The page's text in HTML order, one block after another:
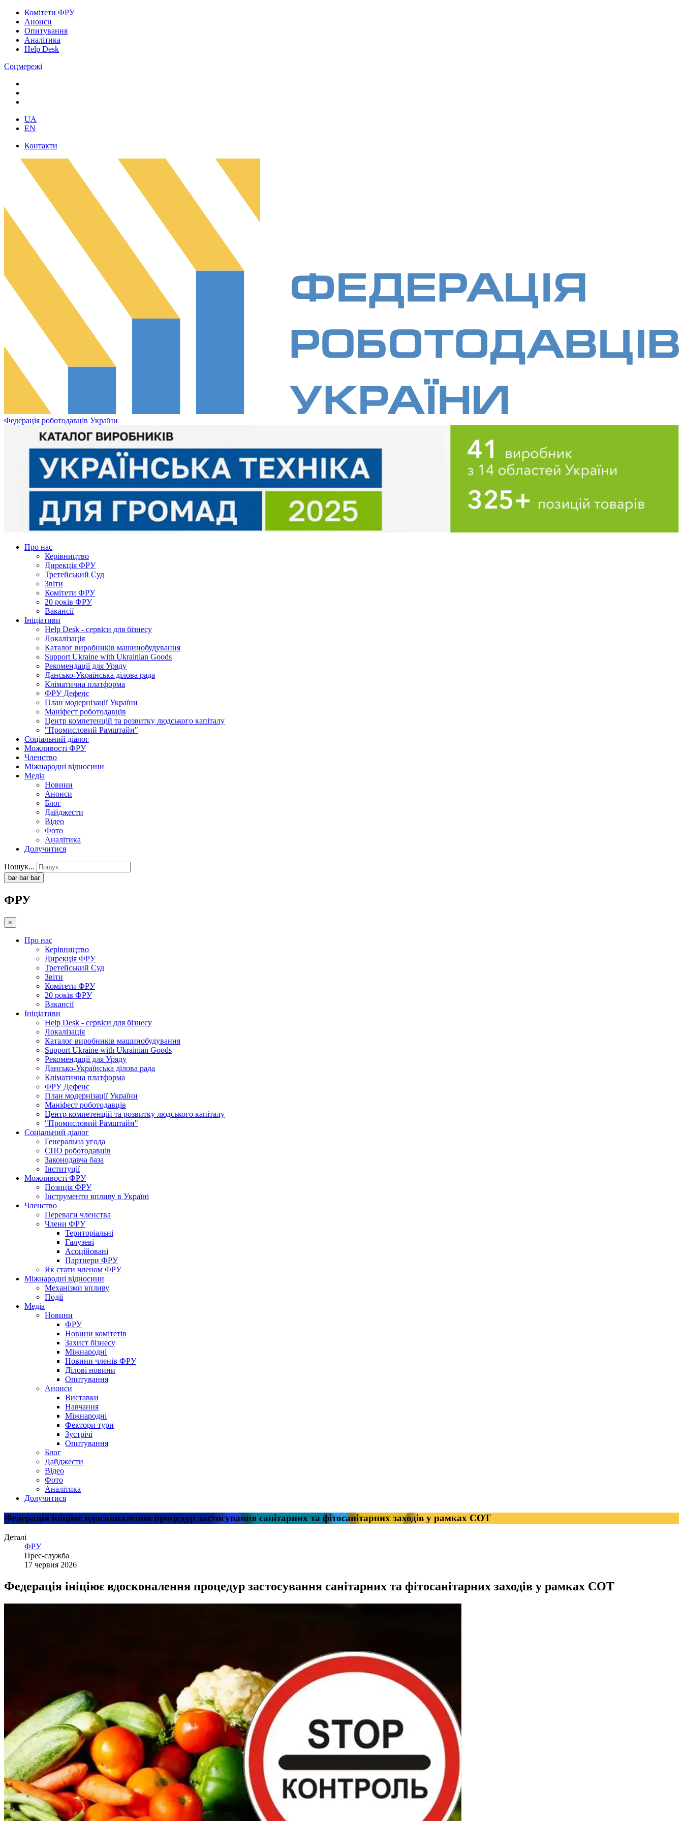
Комітети ФРУ
Анонси
Опитування
Аналітика
Help Desk
Соцмережі
UA
EN
Контакти
Федерація роботодавців України
Про нас
Керівництво
Дирекція ФРУ
Третейський Суд
Звіти
Комітети ФРУ
20 років ФРУ
Вакансії
Ініціативи
Help Desk - сервіси для бізнесу
Локалізація
Каталог виробників машинобудування
Support Ukraine with Ukrainian Goods
Рекомендації для Уряду
Дансько-Українська ділова рада
Кліматична платформа
ФРУ Дефенс
План модернізації України
Маніфест роботодавців
Центр компетенцій та розвитку людського капіталу
"Промисловий Рамштайн"
Соціальний діалог
Можливості ФРУ
Членство
Міжнародні відносини
Медіа
Новини
Анонси
Блог
Дайджести
Відео
Фото
Аналітика
Долучитися
Пошук...
bar bar bar
ФРУ
×
Про нас
Керівництво
Дирекція ФРУ
Третейський Суд
Звіти
Комітети ФРУ
20 років ФРУ
Вакансії
Ініціативи
Help Desk - сервіси для бізнесу
Локалізація
Каталог виробників машинобудування
Support Ukraine with Ukrainian Goods
Рекомендації для Уряду
Дансько-Українська ділова рада
Кліматична платформа
ФРУ Дефенс
План модернізації України
Маніфест роботодавців
Центр компетенцій та розвитку людського капіталу
"Промисловий Рамштайн"
Соціальний діалог
Генеральна угода
СПО роботодавців
Законодавча база
Інституції
Можливості ФРУ
Позиція ФРУ
Інструменти впливу в Україні
Членство
Переваги членства
Члени ФРУ
Територіальні
Галузеві
Асоційовані
Партнери ФРУ
Як стати членом ФРУ
Міжнародні відносини
Механізми впливу
Події
Медіа
Новини
ФРУ
Новини комітетів
Захист бізнесу
Міжнародні
Новини членів ФРУ
Ділові новини
Опитування
Анонси
Виставки
Навчання
Міжнародні
Фектори тури
Зустрічі
Опитування
Блог
Дайджести
Відео
Фото
Аналітика
Долучитися
Федерація ініціює вдосконалення процедур застосування санітарних та фітосанітарних заходів у рамках СОТ
Деталі
ФРУ
Прес-служба
17 червня 2026
Федерація ініціює вдосконалення процедур застосування санітарних та фітосанітарних заходів у рамках СОТ